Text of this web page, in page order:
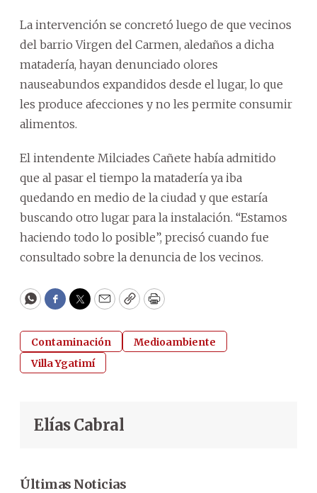
La intervención se concretó luego de que vecinos
del barrio Virgen del Carmen, aledaños a dicha
matadería, hayan denunciado olores
nauseabundos expandidos desde el lugar, lo que
les produce afecciones y no les permite consumir
alimentos.
El intendente Milciades Cañete había admitido
que al pasar el tiempo la matadería ya iba
quedando en medio de la ciudad y que estaría
buscando otro lugar para la instalación. “Estamos
haciendo todo lo posible”, precisó cuando fue
consultado sobre la denuncia de los vecinos.
WhatsApp
Facebook
Twitter
EmailCopyPrint
Contaminación
Medioambiente
Villa Ygatimí
Elías Cabral
Últimas Noticias